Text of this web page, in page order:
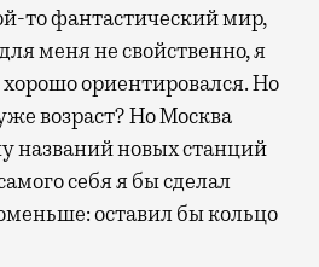
то фантастический мир,
меня не свойственно, я
хорошо ориентировался. Но
возраст? Но Москва
названий новых станций
себя я бы сделал
оставил бы кольцо